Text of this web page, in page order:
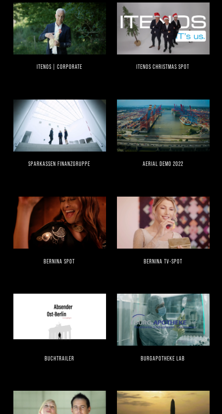
ITENOS | CORPORATE ITENOS CHRISTMAS SPOT
SPARKASSEN FINANZGRUPPE AERIAL DEMO 2022
BERNINA SPOT BERNINA TV-SPOT
BUCHTRAILER BURGAPOTHEKE LAB